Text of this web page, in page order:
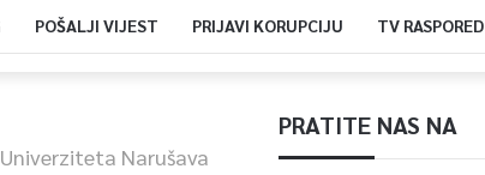
POŠALJI VIJEST PRIJAVI KORUPCIJU TV RASPORED
Narušava
PRATITE NAS NA